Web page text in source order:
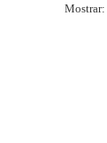
Mostrar: